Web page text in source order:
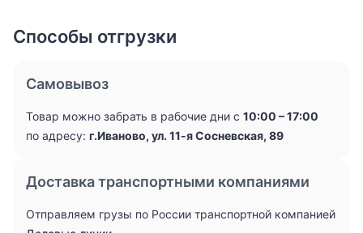
Способы отгрузки
Самовывоз
Товар можно забрать в рабочие дни с 10:00 – 17:00
по адресу: г.Иваново, ул. 11-я Сосневская, 89
Доставка транспортными компаниями
Отправляем грузы по России транспортной компанией